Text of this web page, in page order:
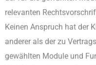
relevanten
Keinen Anspruch hat der
anderer als der zu
gewählten Module und